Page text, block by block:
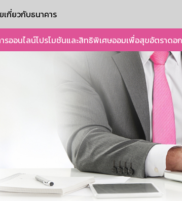
เกี่ยวกับธนาคาร
รออนไลน์โปรโมชันและสิทธิพิเศษออมเพื่อสุขอัตราดอ